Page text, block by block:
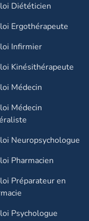
Diététicien
Ergothérapeute
Infirmier
Kinésithérapeute
Médecin
Médecin
Neuropsychologue
Pharmacien
Préparateur en
Psychologue